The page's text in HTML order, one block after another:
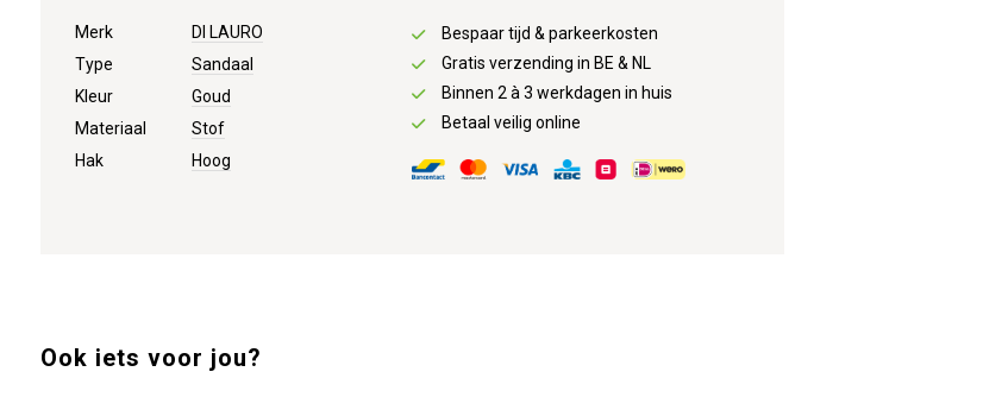
Merk
DI LAURO
Type
Sandaal
Kleur
Goud
Materiaal
Stof
Hak
Hoog
Bespaar tijd & parkeerkosten
Gratis verzending in BE & NL
Binnen 2 à 3 werkdagen in huis
Betaal veilig online
Ook iets voor jou?